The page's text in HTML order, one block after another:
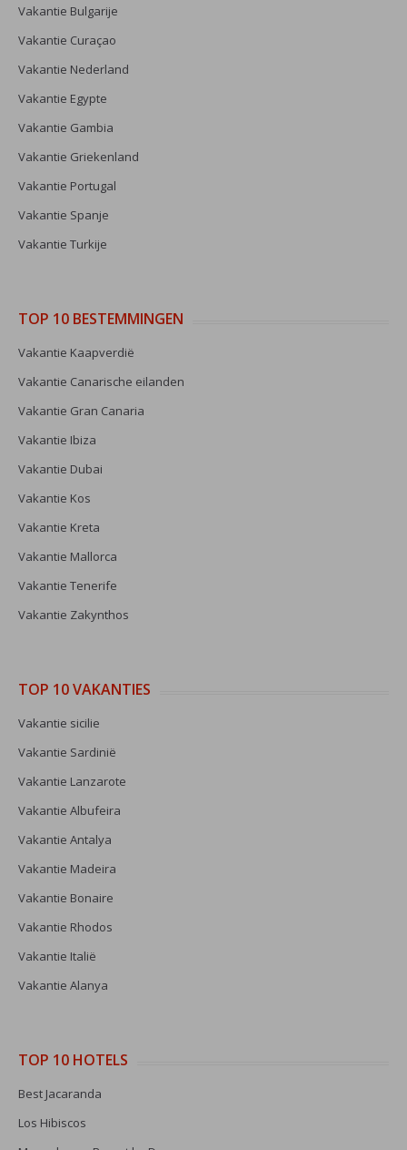
Vakantie Bulgarije
Vakantie Curaçao
Vakantie Nederland
Vakantie Egypte
Vakantie Gambia
Vakantie Griekenland
Vakantie Portugal
Vakantie Spanje
Vakantie Turkije
TOP 10 BESTEMMINGEN
Vakantie Kaapverdië
Vakantie Canarische eilanden
Vakantie Gran Canaria
Vakantie Ibiza
Vakantie Dubai
Vakantie Kos
Vakantie Kreta
Vakantie Mallorca
Vakantie Tenerife
Vakantie Zakynthos
TOP 10 VAKANTIES
Vakantie sicilie
Vakantie Sardinië
Vakantie Lanzarote
Vakantie Albufeira
Vakantie Antalya
Vakantie Madeira
Vakantie Bonaire
Vakantie Rhodos
Vakantie Italië
Vakantie Alanya
TOP 10 HOTELS
Best Jacaranda
Los Hibiscos